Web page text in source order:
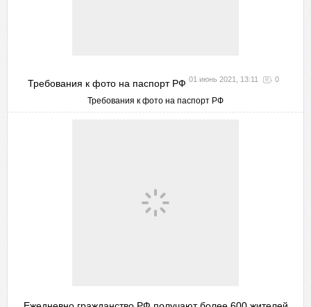
Требования к фото на паспорт РФ 01 июнь 2021, 13:11 0
Требования к фото на паспорт РФ